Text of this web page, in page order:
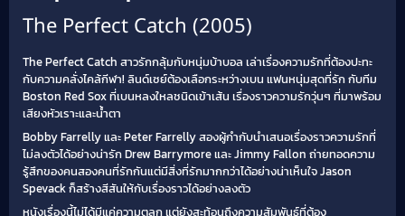
The Perfect Catch (2005)
The Perfect Catch สาวรักกลุ้มกับหนุ่มบ้าบอล เล่าเรื่องความรักที่ต้องปะทะ
กับความคลั่งไคล้กีฬา! ลินด์เซย์ต้องเลือกระหว่างเบน แฟนหนุ่มสุดที่รัก กับทีม
Boston Red Sox ที่เบนหลงใหลชนิดเข้าเส้น เรื่องราวความรักวุ่นๆ ที่มาพร้อม
เสียงหัวเราะและน้ำตา
Bobby Farrelly และ Peter Farrelly สองผู้กำกับนำเสนอเรื่องราวความรักที่
ไม่ลงตัวได้อย่างน่ารัก Drew Barrymore และ Jimmy Fallon ถ่ายทอดความ
รู้สึกของคนสองคนที่รักกันแต่มีสิ่งที่รักมากกว่าได้อย่างน่าเห็นใจ Jason
Spevack ก็สร้างสีสันให้กับเรื่องราวได้อย่างลงตัว
หนังเรื่องนี้ไม่ได้มีแค่ความตลก แต่ยังสะท้อนถึงความสัมพันธ์ที่ต้อง